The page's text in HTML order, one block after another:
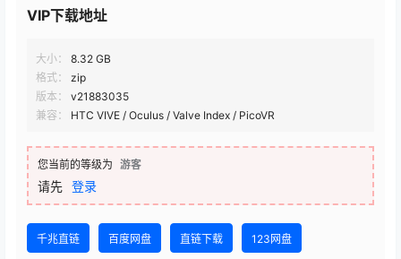
VIP下载地址
大小：
8.32 GB
格式：
zip
版本：
v21883035
兼容：
HTC VIVE / Oculus / Valve Index / PicoVR
您当前的等级为 游客
请先 登录
千兆直链 百度网盘 直链下载 123网盘